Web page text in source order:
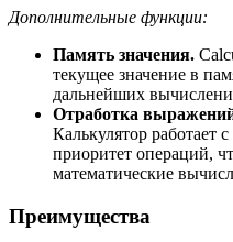
Дополнительные функции:
Память значения.
текущее значение в
дальнейших
Отработка
Калькулятор работает
приоритет операций,
математические
Преимущества